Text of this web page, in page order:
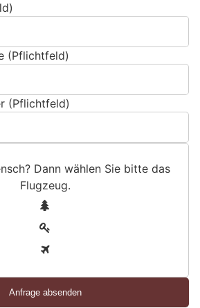
(Pflichtfeld)
(Pflichtfeld)
Dann wählen Sie bitte das
Flugzeug.